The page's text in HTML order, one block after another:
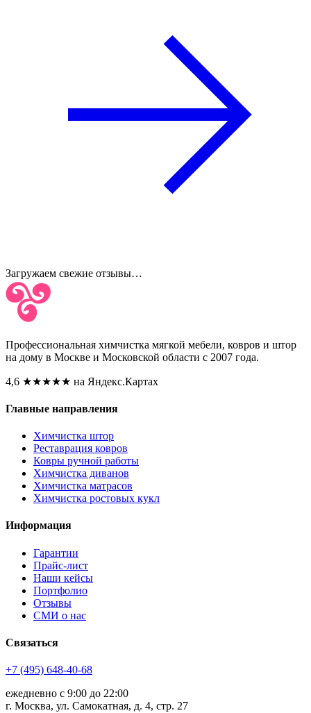
Загружаем свежие отзывы…
Профессиональная химчистка мягкой мебели, ковров и штор
на дому в Москве и Московской области с 2007 года.
4,6 ★★★★★ на Яндекс.Картах
Главные направления
Химчистка штор
Реставрация ковров
Ковры ручной работы
Химчистка диванов
Химчистка матрасов
Химчистка ростовых кукл
Информация
Гарантии
Прайс-лист
Наши кейсы
Портфолио
Отзывы
СМИ о нас
Связаться
+7 (495) 648-40-68
ежедневно с 9:00 до 22:00
г. Москва, ул. Самокатная, д. 4, стр. 27